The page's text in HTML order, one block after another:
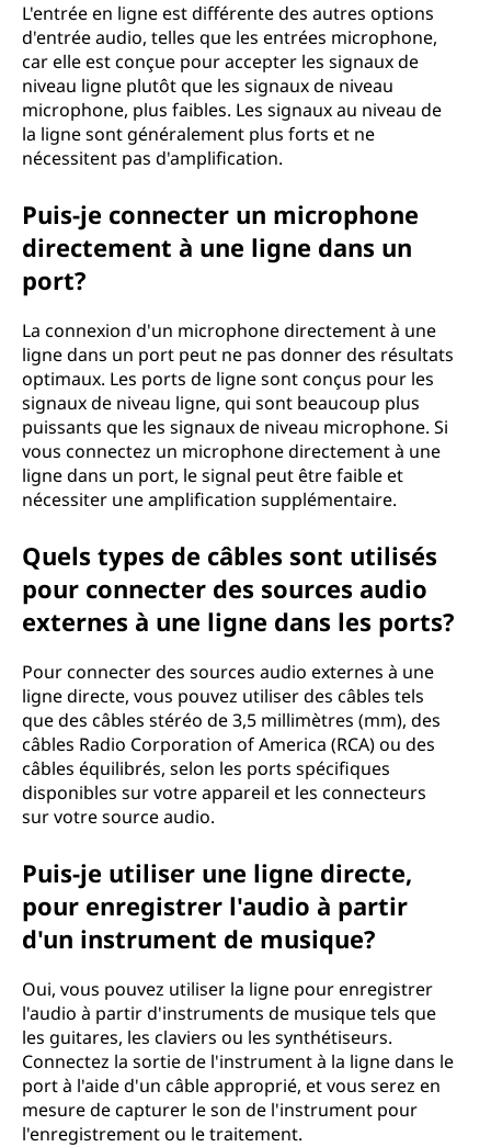
L'entrée en ligne est différente des autres options
d'entrée audio, telles que les entrées microphone,
car elle est conçue pour accepter les signaux de
niveau ligne plutôt que les signaux de niveau
microphone, plus faibles. Les signaux au niveau de
la ligne sont généralement plus forts et ne
nécessitent pas d'amplification.
Puis-je connecter un microphone
directement à une ligne dans un
port?
La connexion d'un microphone directement à une
ligne dans un port peut ne pas donner des résultats
optimaux. Les ports de ligne sont conçus pour les
signaux de niveau ligne, qui sont beaucoup plus
puissants que les signaux de niveau microphone. Si
vous connectez un microphone directement à une
ligne dans un port, le signal peut être faible et
nécessiter une amplification supplémentaire.
Quels types de câbles sont utilisés
pour connecter des sources audio
externes à une ligne dans les ports?
Pour connecter des sources audio externes à une
ligne directe, vous pouvez utiliser des câbles tels
que des câbles stéréo de 3,5 millimètres (mm), des
câbles Radio Corporation of America (RCA) ou des
câbles équilibrés, selon les ports spécifiques
disponibles sur votre appareil et les connecteurs
sur votre source audio.
Puis-je utiliser une ligne directe,
pour enregistrer l'audio à partir
d'un instrument de musique?
Oui, vous pouvez utiliser la ligne pour enregistrer
l'audio à partir d'instruments de musique tels que
les guitares, les claviers ou les synthétiseurs.
Connectez la sortie de l'instrument à la ligne dans le
port à l'aide d'un câble approprié, et vous serez en
mesure de capturer le son de l'instrument pour
l'enregistrement ou le traitement.